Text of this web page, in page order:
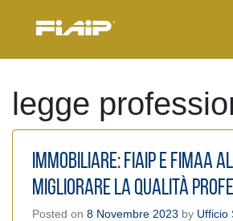
legge
Immobiliare: Fiaip e Fimaa
migliorare la qualità
Posted on 8 Novembre 2023 by Ufficio